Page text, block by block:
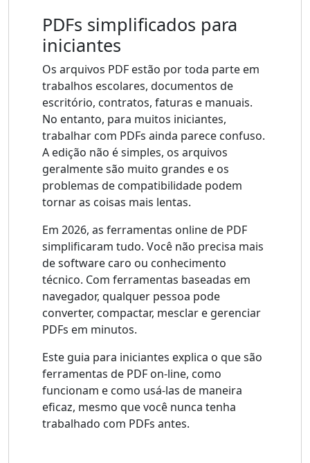
PDFs simplificados para
iniciantes
Os arquivos PDF estão por toda parte em
trabalhos escolares, documentos de
escritório, contratos, faturas e manuais.
No entanto, para muitos iniciantes,
trabalhar com PDFs ainda parece confuso.
A edição não é simples, os arquivos
geralmente são muito grandes e os
problemas de compatibilidade podem
tornar as coisas mais lentas.
Em 2026, as ferramentas online de PDF
simplificaram tudo. Você não precisa mais
de software caro ou conhecimento
técnico. Com ferramentas baseadas em
navegador, qualquer pessoa pode
converter, compactar, mesclar e gerenciar
PDFs em minutos.
Este guia para iniciantes explica o que são
ferramentas de PDF on-line, como
funcionam e como usá-las de maneira
eficaz, mesmo que você nunca tenha
trabalhado com PDFs antes.